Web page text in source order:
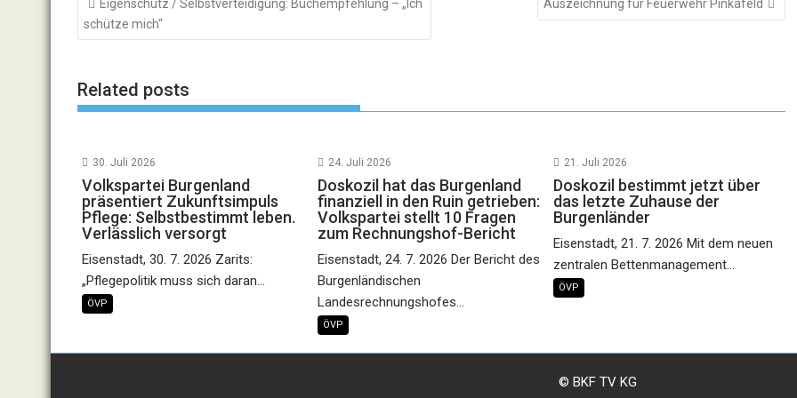
Eigenschutz / Selbstverteidigung: Buchempfehlung – „Ich
schütze mich“
Auszeichnung für Feuerwehr Pinkafeld
Related posts
30. Juli 2026
Volkspartei Burgenland
präsentiert Zukunftsimpuls
Pflege: Selbstbestimmt leben.
Verlässlich versorgt
Eisenstadt, 30. 7. 2026 Zarits:
„Pflegepolitik muss sich daran...
ÖVP
24. Juli 2026
Doskozil hat das Burgenland
finanziell in den Ruin getrieben:
Volkspartei stellt 10 Fragen
zum Rechnungshof-Bericht
Eisenstadt, 24. 7. 2026 Der Bericht des
Burgenländischen
Landesrechnungshofes...
ÖVP
21. Juli 2026
Doskozil bestimmt jetzt über
das letzte Zuhause der
Burgenländer
Eisenstadt, 21. 7. 2026 Mit dem neuen
zentralen Bettenmanagement...
ÖVP
© BKF TV KG